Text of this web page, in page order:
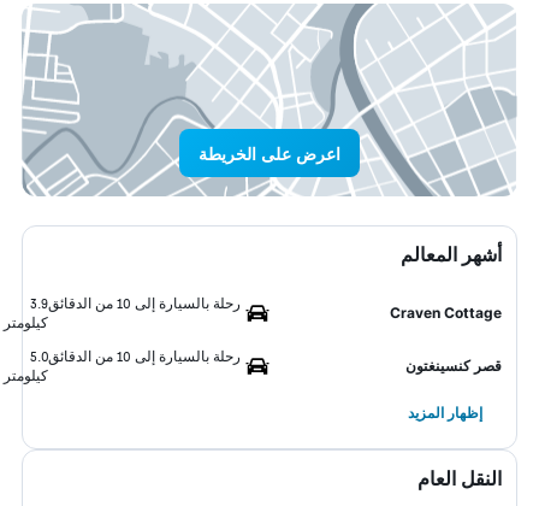
اعرض على الخريطة
أشهر المعالم
Craven Cottage
رحلة بالسيارة إلى 10 من الدقائق
3.9
كيلومتر
قصر كنسينغتون
رحلة بالسيارة إلى 10 من الدقائق
5.0
كيلومتر
إظهار المزيد
النقل العام